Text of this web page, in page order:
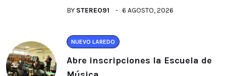
BY STEREO91 6 AGOSTO, 2026
NUEVO LAREDO
Abre inscripciones la Escuela de